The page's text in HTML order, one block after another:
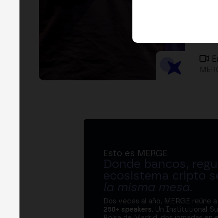
Esto es MERGE
Donde bancos,
ecosistema cripto
la misma mesa.
Dos veces al año, MERGE reúne
250+ speakers. Un Institutional